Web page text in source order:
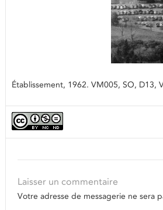
Établissement, 1962. VM005, SO, D13,
Laisser un commentaire
Votre adresse de messagerie ne sera